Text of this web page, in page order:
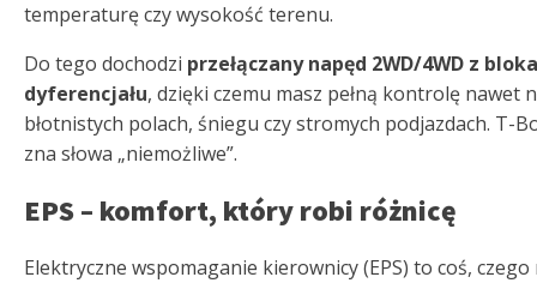
temperaturę czy wysokość terenu.
Do tego dochodzi przełączany napęd 2WD/4WD z
dyferencjału, dzięki czemu masz pełną kontrolę nawet
błotnistych polach, śniegu czy stromych podjazdach. T-
zna słowa „niemożliwe”.
EPS – komfort, który robi różnicę
Elektryczne wspomaganie kierownicy (EPS) to coś, czego